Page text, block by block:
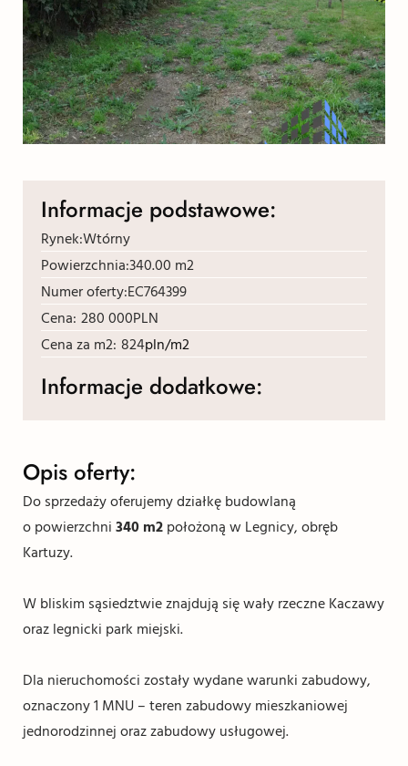
Opis oferty:
Do sprzedaży oferujemy działkę budowlaną
o powierzchni 340 m2 położoną w Legnicy, obręb
Kartuzy.
W bliskim sąsiedztwie znajdują się wały rzeczne Kaczawy
oraz legnicki park miejski.
Dla nieruchomości zostały wydane warunki zabudowy,
oznaczony 1 MNU – teren zabudowy mieszkaniowej
jednorodzinnej oraz zabudowy usługowej.
Informacje podstawowe:
Rynek:Wtórny
Powierzchnia:340.00 m2
Numer oferty:EC764399
Cena: 280 000PLN
Cena za m2: 824pln/m2
Informacje dodatkowe: